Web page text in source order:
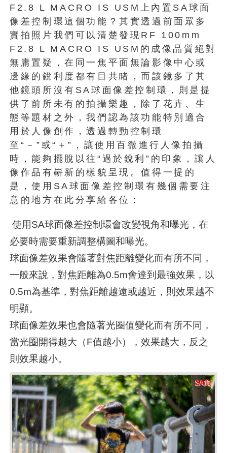
F2.8 L MACRO IS USM上內置SA球面
像差控制環這個功能？其實透過前面眾多
實拍照片我們可以清楚發現RF 100mm
F2.8 L MACRO IS USM的成像品質絕對
無庸置疑，在同一焦平面無論影像中心或
邊緣的銳利度都有目共睹，而該鏡多了其
他鏡頭所沒有SA球面像差控制環，則是提
供了前所未有的拍攝樂趣，除了花卉、生
態等題材之外，我們認為該功能特別適合
用於人像創作，透過轉動控制環
至“－”或“＋”，讓使用百微進行人像拍攝
時，能夠擺脫以往“過於銳利”的印象，讓人
像作品有嶄新的樣貌呈現。值得一提的
是，使用SA球面像差控制環有幾個需要注
意的地方在此分享給各位：
使用SA球面像差控制環會改變視角和曝光，在
必要時需要重新調整構圖和曝光。
球面像差效果會隨著對焦距離變化而有所不同，
一般來說，對焦距離為0.5m會達到最強效果，以
0.5m為基準，對焦距離越遠或越近，則效果越不
明顯。
球面像差效果也會隨著光圈值變化而有所不同，
當光圈開得越大（F值越小），效果越大，反之
則效果越小。